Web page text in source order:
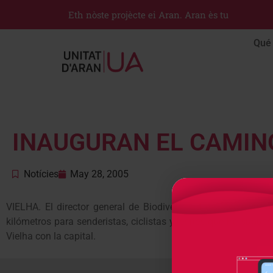
Eth nòste projècte ei Aran. Aran ès tu
INAUGURAN EL
Notícies May 28, 2005
VIELHA. El director general de Biodiversidad de Medio
kilómetros para senderistas, ciclistas y jenites que ha
Vielha con la capital.